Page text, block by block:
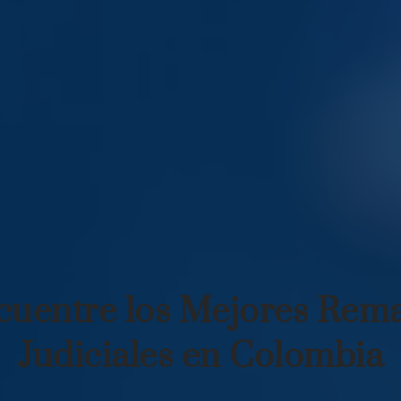
los Mejores
Judiciales en Colombia